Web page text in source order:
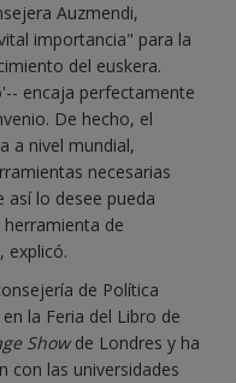
Auzmendi,
importancia" para la
del euskera.
encaja perfectamente
De hecho, el
a nivel mundial,
necesarias
así lo desee pueda
de
explicó.
de Política
la Feria del Libro de
Showde Londres y ha
con las universidades